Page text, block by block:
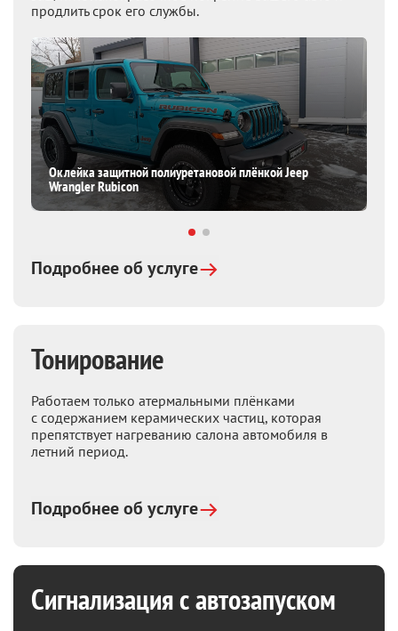
продлить срок его службы.
Оклейка защитной полиуретановой плёнкой Jeep
Wrangler Rubicon
Подробнее об услуге
Тонирование
Работаем только атермальными плёнками
с содержанием керамических частиц, которая
препятствует нагреванию салона автомобиля в
летний период.
Подробнее об услуге
Сигнализация с автозапуском